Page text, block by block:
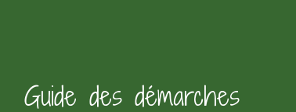
Guide des démarches